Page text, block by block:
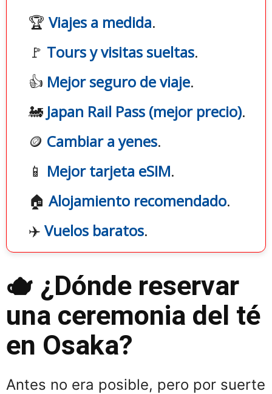
🏆 Viajes a medida.
🚩 Tours y visitas sueltas.
👍 Mejor seguro de viaje.
🚂 Japan Rail Pass (mejor precio).
🪙 Cambiar a yenes.
📱 Mejor tarjeta eSIM.
🏠 Alojamiento recomendado.
✈️ Vuelos baratos.
🫖 ¿Dónde reservar
una ceremonia del té
en Osaka?
Antes no era posible, pero por suerte